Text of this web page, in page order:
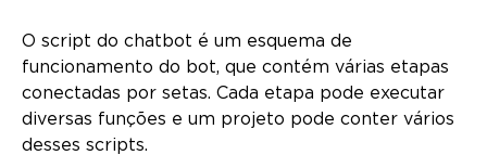
O script do chatbot é um esquema de
funcionamento do bot, que contém várias etapas
conectadas por setas. Cada etapa pode executar
diversas funções e um projeto pode conter vários
desses scripts.